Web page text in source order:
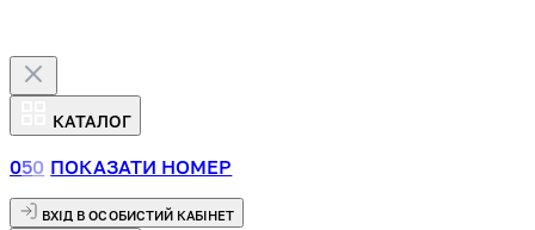
КАТАЛОГ
050 ПОКАЗАТИ НОМЕР
ВХІД В ОСОБИСТИЙ КАБІНЕТ